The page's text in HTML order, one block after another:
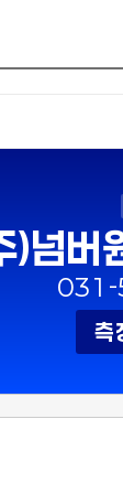
)넘버
측